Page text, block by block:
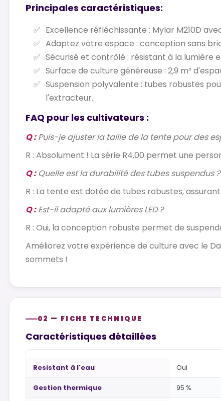
Principales caractéristiques:
Excellence réfléchissante : Mylar M210D
Adaptez votre espace : conception sans
Sécurisé et contrôlé : résistant à la lumière
Surface de culture généreuse : 2,9 m³
Suspension polyvalente : tubes robustes
l'extracteur.
FAQ pour les cultivateurs :
Q :Puis-je ajuster la taille de la tente pour des
R : Absolument ! La série R4.00 permet une
Q :Quelle est la durabilité des tubes suspendus ?
R : La tente est dotée de tubes robustes,
Q :Est-il adapté aux lumières LED ?
R : Oui, la conception robuste permet de
Améliorez votre expérience de culture avec le
sommets !
02 — FICHE TECHNIQUE
Caractéristiques détaillées
Resistant à l'eau Oui
Gestion thermique 95 %